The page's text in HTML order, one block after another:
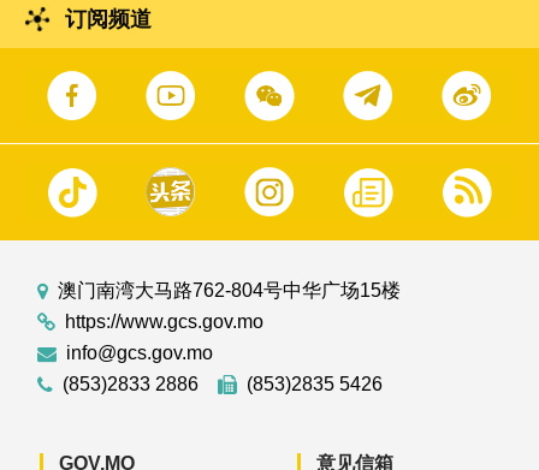
订阅频道
澳门南湾大马路762-804号中华广场15楼
https://www.gcs.gov.mo
info@gcs.gov.mo
(853)2833 2886
(853)2835 5426
GOV.MO 意见信箱